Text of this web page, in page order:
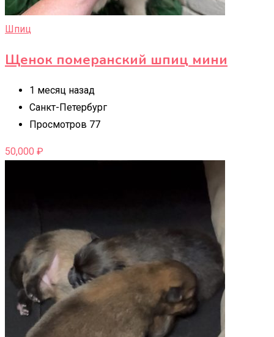
Шпиц
Щенок померанский шпиц мини
1 месяц назад
Санкт-Петербург
Просмотров 77
50,000 ₽